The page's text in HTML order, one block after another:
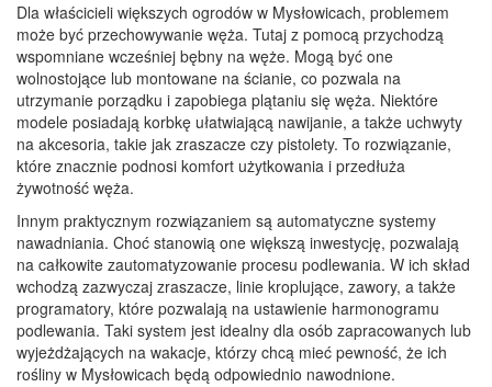
Dla właścicieli większych ogrodów w Mysłowicach, problemem
może być przechowywanie węża. Tutaj z pomocą przychodzą
wspomniane wcześniej bębny na węże. Mogą być one
wolnostojące lub montowane na ścianie, co pozwala na
utrzymanie porządku i zapobiega plątaniu się węża. Niektóre
modele posiadają korbkę ułatwiającą nawijanie, a także uchwyty
na akcesoria, takie jak zraszacze czy pistolety. To rozwiązanie,
które znacznie podnosi komfort użytkowania i przedłuża
żywotność węża.
Innym praktycznym rozwiązaniem są automatyczne systemy
nawadniania. Choć stanowią one większą inwestycję, pozwalają
na całkowite zautomatyzowanie procesu podlewania. W ich skład
wchodzą zazwyczaj zraszacze, linie kroplujące, zawory, a także
programatory, które pozwalają na ustawienie harmonogramu
podlewania. Taki system jest idealny dla osób zapracowanych lub
wyjeżdżających na wakacje, którzy chcą mieć pewność, że ich
rośliny w Mysłowicach będą odpowiednio nawodnione.